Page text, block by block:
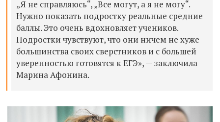
„Я не справляюсь“, „Все могут, а я не могу“.
Нужно показать подростку реальные средние
баллы. Это очень вдохновляет учеников.
Подростки чувствуют, что они ничем не хуже
большинства своих сверстников и с большей
уверенностью готовятся к ЕГЭ», — заключила
Марина Афонина.